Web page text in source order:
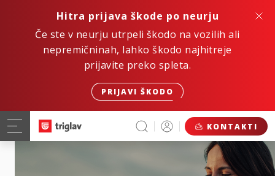
Hitra prijava škode po neurju
Če ste v neurju utrpeli škodo na vozilih ali
nepremičninah, lahko škodo najhitreje
prijavite preko spleta.
PRIJAVI ŠKODO
KONTAKTI